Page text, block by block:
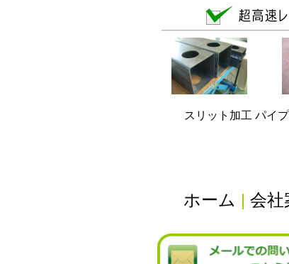
スリット加工 パイ
ホーム | 会社